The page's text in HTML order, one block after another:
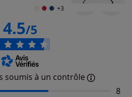
+3
4.5/5
soumis à un contrôle
8